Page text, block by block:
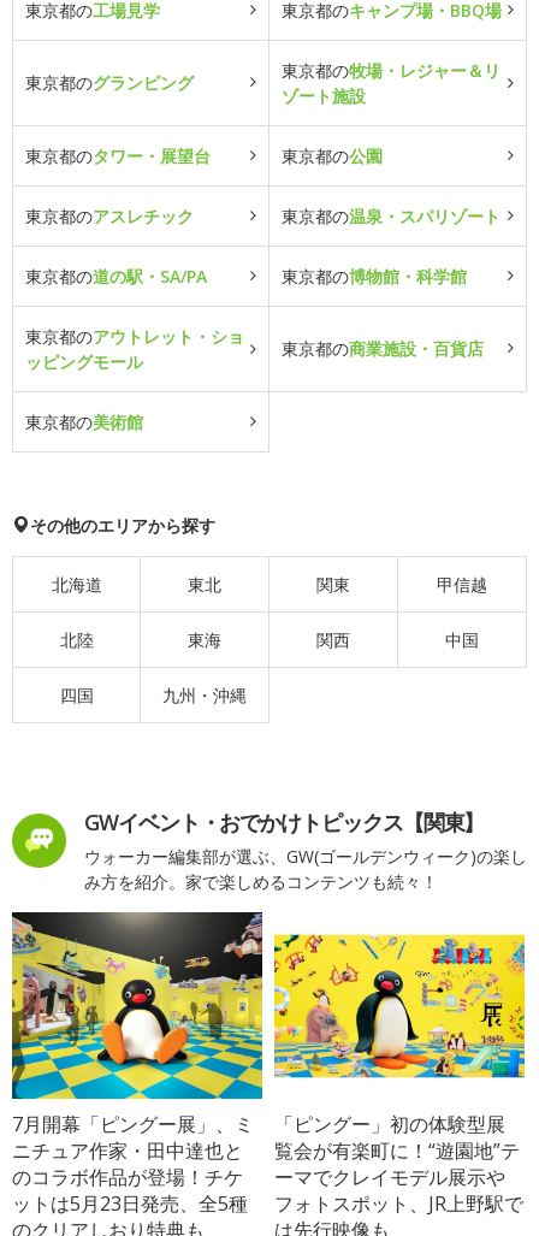
東京都の工場見学 東京都のキャンプ場・BBQ場
東京都のグランピング
東京都の牧場・レジャー＆リ
ゾート施設
東京都のタワー・展望台 東京都の公園
東京都のアスレチック 東京都の温泉・スパリゾート
東京都の道の駅・SA/PA 東京都の博物館・科学館
東京都のアウトレット・ショ
ッピングモール
東京都の商業施設・百貨店
東京都の美術館
その他のエリアから探す
北海道 東北 関東 甲信越
北陸 東海 関西 中国
四国 九州・沖縄
GWイベント・おでかけトピックス【関東】
ウォーカー編集部が選ぶ、GW(ゴールデンウィーク)の楽し
み方を紹介。家で楽しめるコンテンツも続々！
7月開幕「ピングー展」、ミ
ニチュア作家・田中達也と
のコラボ作品が登場！チケ
ットは5月23日発売、全5種
のクリアしおり特典も
「ピングー」初の体験型展
覧会が有楽町に！“遊園地”テ
ーマでクレイモデル展示や
フォトスポット、JR上野駅で
は先行映像も